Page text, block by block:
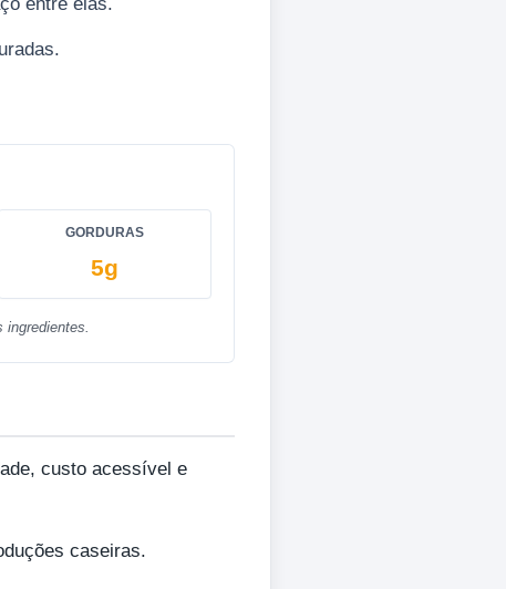
entre elas.
GORDURAS
5g
ingredientes.
custo acessível e
caseiras.